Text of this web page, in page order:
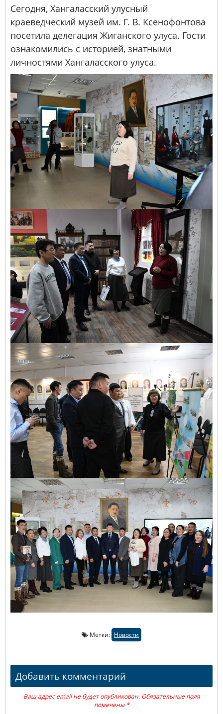
Сегодня, Хангаласский улусный
краеведческий музей им. Г. В. Ксенофонтова
посетила делегация Жиганского улуса. Гости
ознакомились с историей, знатными
личностями Хангаласского улуса.
Метки: Новости
Добавить комментарий
Ваш адрес email не будет опубликован. Обязательные поля
помечены *